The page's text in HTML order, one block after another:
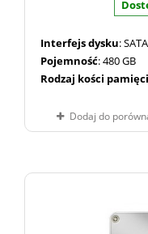
Interfejs dysku: SATA
Pojemność: 480 GB
Rodzaj kości pamięci
Dodaj do